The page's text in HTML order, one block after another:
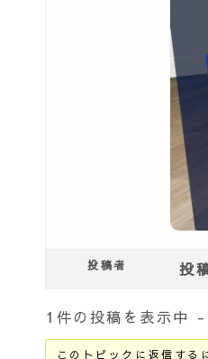
投稿者 投
1件の投稿を表示中
このトピックに返信する